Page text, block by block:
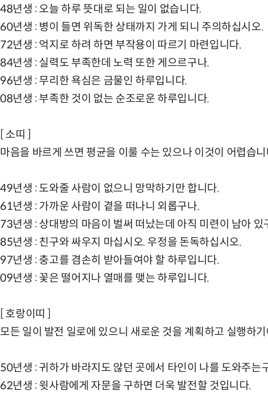
48년생 : 오늘 하루 뜻대로 되는 일이 없습니다.
60년생 : 병이 들면 위독한 상태까지 가게 되니 주의하십시오.
72년생 : 억지로 하려 하면 부작용이 따르기 마련입니다.
84년생 : 실력도 부족한데 노력 또한 게으르구나.
96년생 : 무리한 욕심은 금물인 하루입니다.
08년생 : 부족한 것이 없는 순조로운 하루입니다.
[ 소띠 ]
마음을 바르게 쓰면 평균을 이룰 수는 있으나 이것이 어렵습
49년생 : 도와줄 사람이 없으니 망막하기만 합니다.
61년생 : 가까운 사람이 곁을 떠나니 외롭구나.
73년생 : 상대방의 마음이 벌써 떠났는데 아직 미련이 남아 있
85년생 : 친구와 싸우지 마십시오. 우정을 돈독하십시오.
97년생 : 충고를 겸손히 받아들여야 할 하루입니다.
09년생 : 꽃은 떨어지나 열매를 맺는 하루입니다.
[ 호랑이띠 ]
모든 일이 발전 일로에 있으니 새로운 것을 계획하고 실행하
50년생 : 귀하가 바라지도 않던 곳에서 타인이 나를 도와주는
62년생 : 윗사람에게 자문을 구하면 더욱 발전할 것입니다.